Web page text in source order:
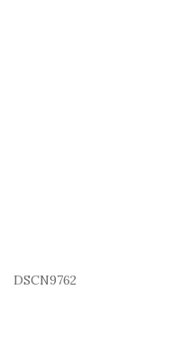
DSCN9762